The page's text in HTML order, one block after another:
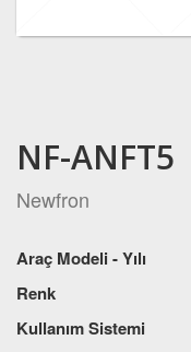
NF-ANFT5
Newfron
Araç Modeli - Yılı
Renk
Kullanım Sistemi